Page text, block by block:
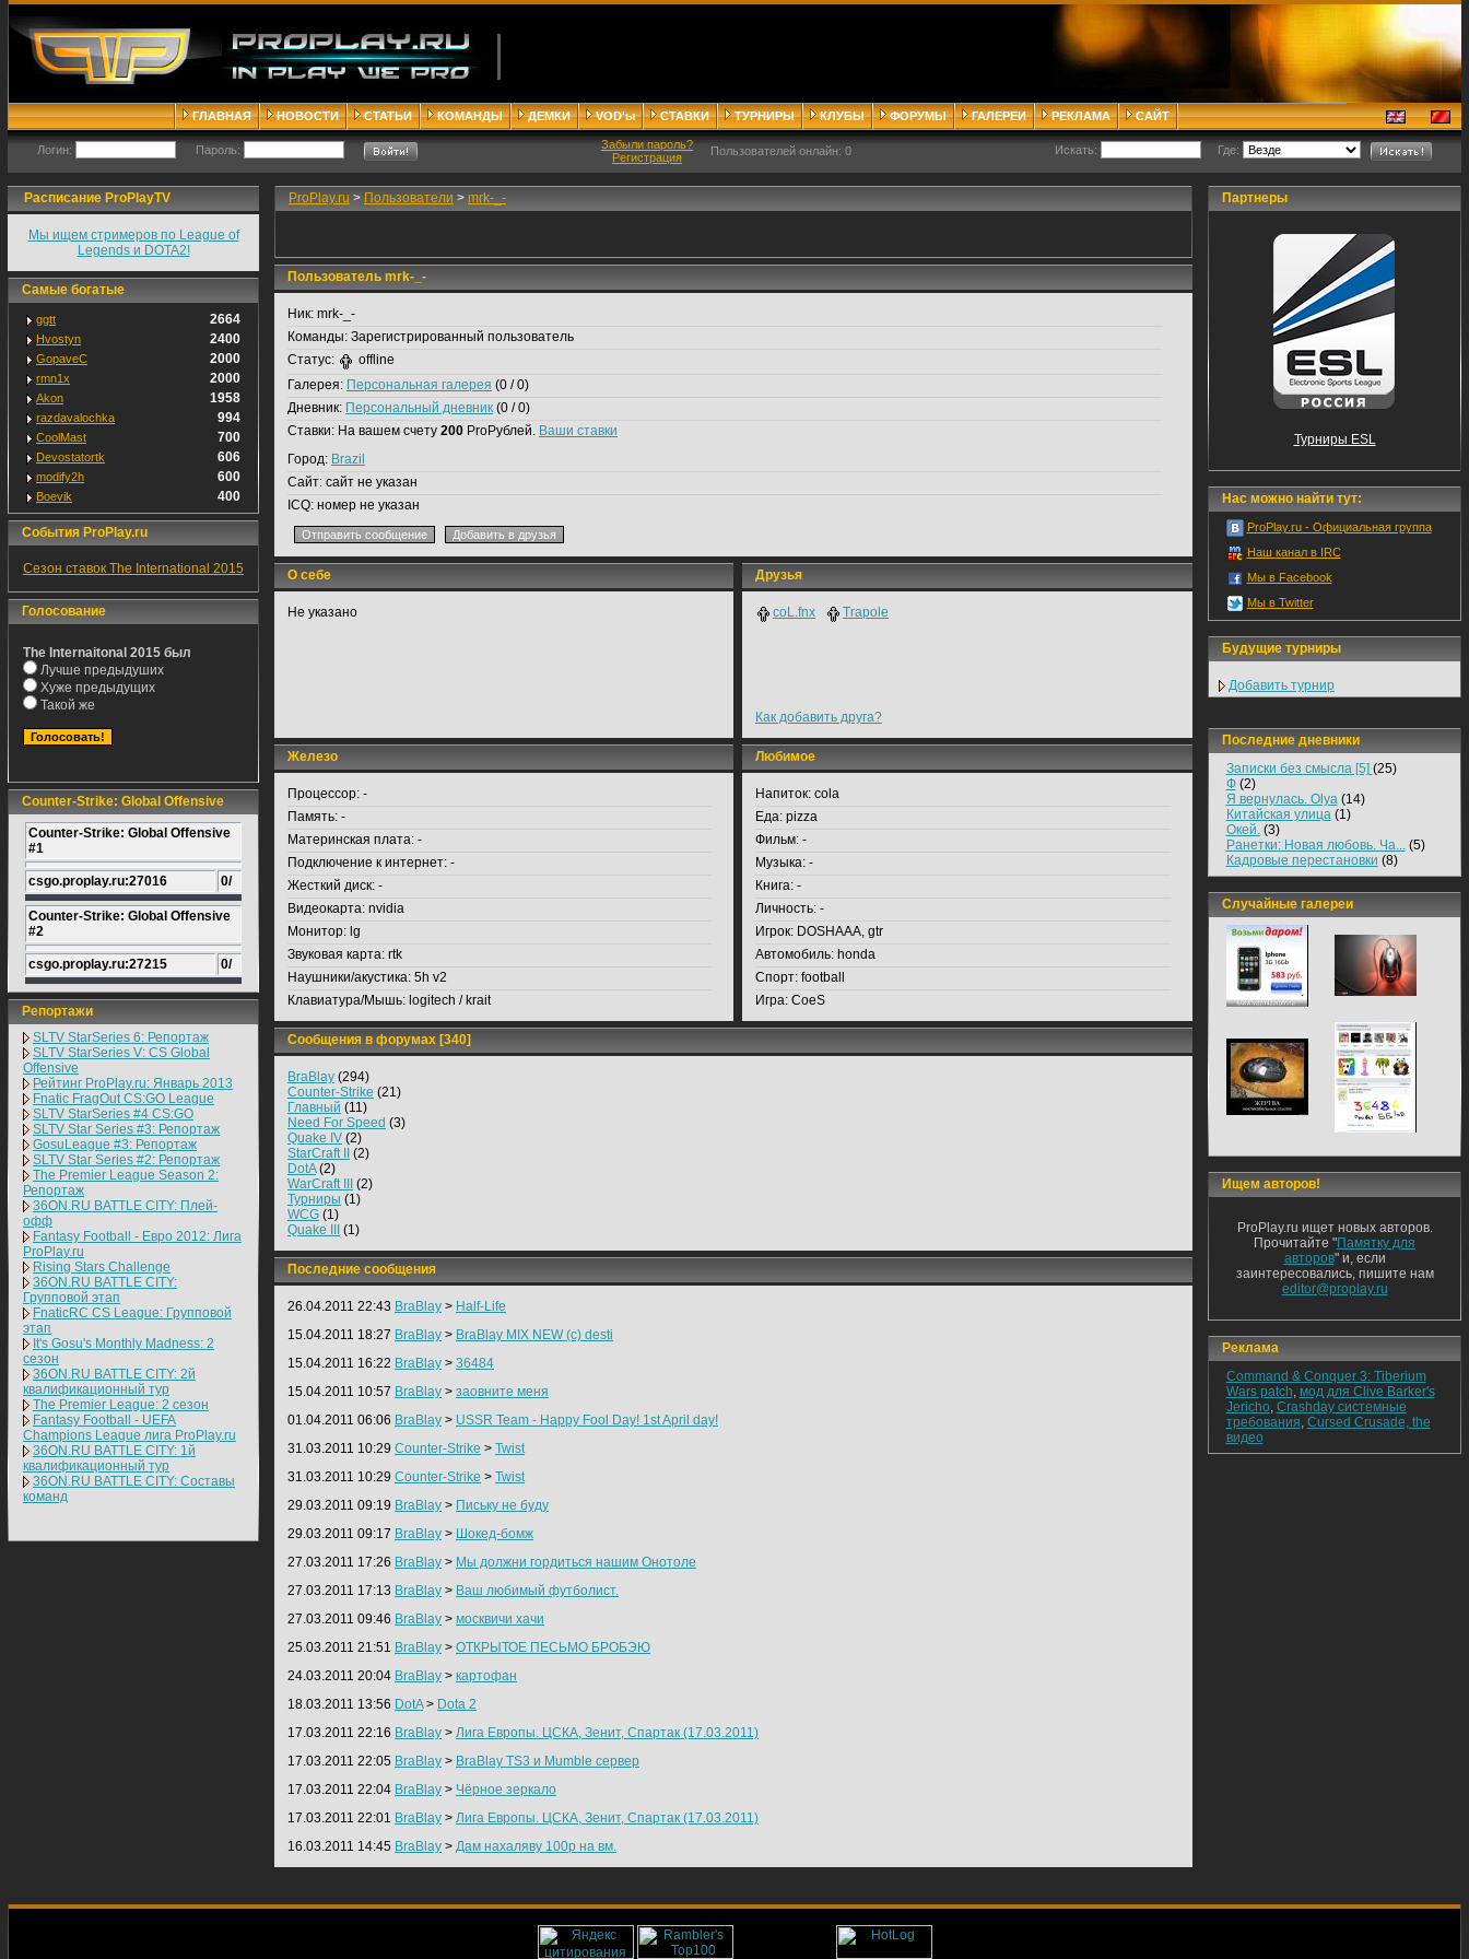
ГЛАВНАЯ НОВОСТИ СТАТЬИ КОМАНДЫ ДЕМКИ VOD'ы СТАВКИ ТУРНИРЫ КЛУБЫ ФОРУМЫ ГАЛЕРЕИ РЕКЛАМА САЙТ
Логин: Пароль:
Забыли пароль?
Регистрация
Пользователей онлайн: 0 Искать: Где:
Расписание ProPlayTV
Мы ищем стримеров по League of
Legends и DOTA2!
Самые богатые
ggtt 2664
Hvostyn 2400
GopaveC 2000
rmn1x 2000
Akon 1958
razdavalochka 994
CoolMast 700
Devostatortk 606
modify2h 600
Boevik 400
События ProPlay.ru
Сезон ставок The International 2015
Голосование
The Internaitonal 2015 был
Лучше предыдуших
Хуже предыдущих
Такой же
Counter-Strike: Global Offensive
Counter-Strike: Global Offensive
#1
csgo.proplay.ru:27016 0/
Counter-Strike: Global Offensive
#2
csgo.proplay.ru:27215 0/
Репортажи
SLTV StarSeries 6: Репортаж
SLTV StarSeries V: CS Global
Offensive
Рейтинг ProPlay.ru: Январь 2013
Fnatic FragOut CS:GO League
SLTV StarSeries #4 CS:GO
SLTV Star Series #3: Репортаж
GosuLeague #3: Репортаж
SLTV Star Series #2: Репортаж
The Premier League Season 2:
Репортаж
36ON.RU BATTLE CITY: Плей-
офф
Fantasy Football - Евро 2012: Лига
ProPlay.ru
Rising Stars Challenge
36ON.RU BATTLE CITY:
Групповой этап
FnaticRC CS League: Групповой
этап
It's Gosu's Monthly Madness: 2
сезон
36ON.RU BATTLE CITY: 2й
квалификационный тур
The Premier League: 2 cезон
Fantasy Football - UEFA
Champions League лига ProPlay.ru
36ON.RU BATTLE CITY: 1й
квалификационный тур
36ON.RU BATTLE CITY: Составы
команд
ProPlay.ru > Пользователи > mrk-_-
Пользователь mrk-_-
Ник: mrk-_-
Команды: Зарегистрированный пользователь
Статус:
offline
Галерея: Персональная галерея (0 / 0)
Дневник: Персональный дневник (0 / 0)
Ставки: На вашем счету 200 ProРублей. Ваши ставки
Город: Brazil
Сайт: сайт не указан
ICQ: номер не указан
О себе
Не указано
Друзья
coL.fnx Trapole
Как добавить друга?
Железо
Процессор: -
Память: -
Материнская плата: -
Подключение к интернет: -
Жесткий диск: -
Видеокарта: nvidia
Монитор: lg
Звуковая карта: rtk
Наушники/акустика: 5h v2
Клавиатура/Мышь: logitech / krait
Любимое
Напиток: cola
Еда: pizza
Фильм: -
Музыка: -
Книга: -
Личность: -
Игрок: DOSHAAA, gtr
Автомобиль: honda
Спорт: football
Игра: CoeS
Сообщения в форумах [340]
BraBlay (294)
Counter-Strike (21)
Главный (11)
Need For Speed (3)
Quake IV (2)
StarCraft II
(2)
DotA(2)
WarCraft III
(2)
Турниры (1)
WCG (1)
Quake III
(1)
Последние сообщения
26.04.2011 22:43 BraBlay > Half-Life
15.04.2011 18:27 BraBlay > BraBlay MIX NEW (c) desti
15.04.2011 16:22 BraBlay > 36484
15.04.2011 10:57 BraBlay > заовните меня
01.04.2011 06:06 BraBlay > USSR Team - Happy Fool Day! 1st April day!
31.03.2011 10:29 Counter-Strike > Twist
31.03.2011 10:29 Counter-Strike > Twist
29.03.2011 09:19 BraBlay > Письку не буду
29.03.2011 09:17 BraBlay > Шокед-бомж
27.03.2011 17:26 BraBlay > Мы должни гордиться нашим Онотоле
27.03.2011 17:13 BraBlay > Ваш любимый футболист.
27.03.2011 09:46 BraBlay > москвичи хачи
25.03.2011 21:51 BraBlay > ОТКРЫТОЕ ПЕСЬМО БРОБЭЮ
24.03.2011 20:04 BraBlay > картофан
18.03.2011 13:56 DotA> Dota 2
17.03.2011 22:16 BraBlay > Лига Европы. ЦСКА, Зенит, Спартак (17.03.2011)
17.03.2011 22:05 BraBlay > BraBlay TS3 и Mumble сервер
17.03.2011 22:04 BraBlay > Чёрное зеркало
17.03.2011 22:01 BraBlay > Лига Европы. ЦСКА, Зенит, Спартак (17.03.2011)
16.03.2011 14:45 BraBlay > Дам нахаляву 100р на вм.
Партнеры
Турниры ESL
Нас можно найти тут:
ProPlay.ru - Официальная группа
Наш канал в IRC
Мы в Facebook
Мы в Twitter
Будущие турниры
Добавить турнир
Последние дневники
Записки без смысла [5] (25)
Ф(2)
Я вернулась. Olya(14)
Китайская улица(1)
Окей.(3)
Ранетки: Новая любовь. Ча...(5)
Кадровые перестановки (8)
Случайные галереи
Ищем авторов!
ProPlay.ru ищет новых авторов.
Прочитайте "Памятку для
авторов" и, если
заинтересовались, пишите нам
editor@proplay.ru
Реклама
Command & Conquer 3: Tiberium
Wars patch, мод для Clive Barker's
Jericho, Crashday системные
требования, Cursed Crusade, the
видео